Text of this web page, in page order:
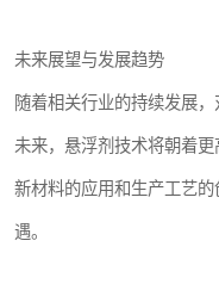
未来展望与发展趋势
随着相关行业的持续发展，
未来，悬浮剂技术将朝着更
新材料的应用和生产工艺
遇。